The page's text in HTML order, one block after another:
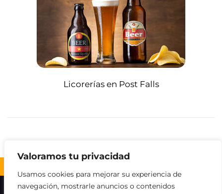
Valoramos tu privacidad
Usamos cookies para mejorar su experiencia de
navegación, mostrarle anuncios o contenidos
Licorerías en Post Falls